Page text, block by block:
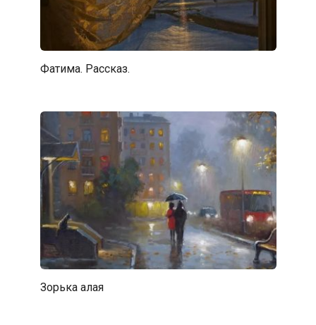
Фатима. Рассказ.
Зорька алая